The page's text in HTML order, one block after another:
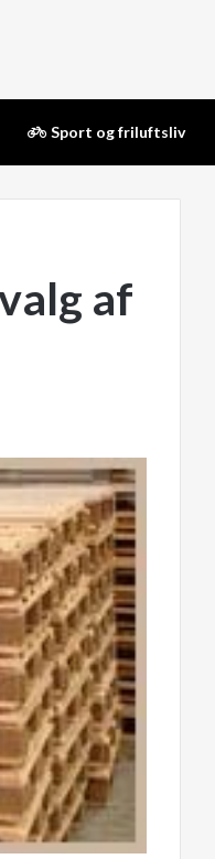
Sport og friluftsliv
af